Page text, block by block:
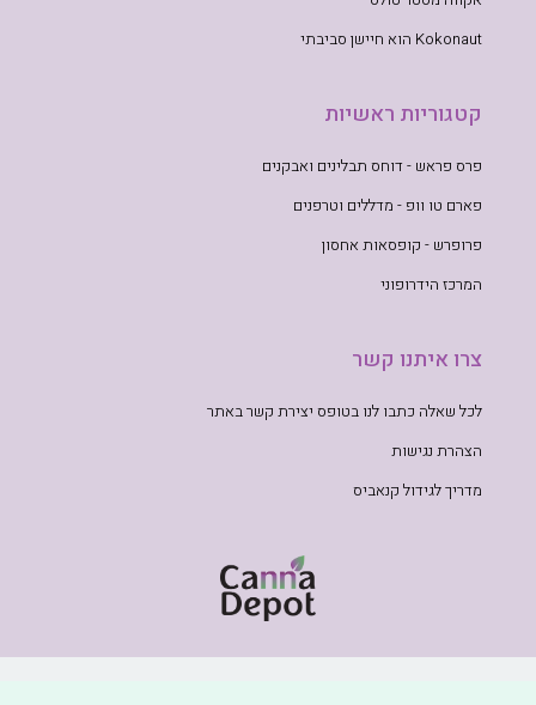
Kokonaut הוא חיישן סביבתי
קטגוריות ראשיות
פרס פראש - דוחס תבלינים ואבקנים
פארם טו וופ - מדללים וטרפנים
פרופרש - קופסאות אחסון
המרכז הידרופוני
צרו איתנו קשר
לכל שאלה כתבו לנו בטופס יצירת קשר באתר
הצהרת נגישות
מדריך לגידול קנאביס